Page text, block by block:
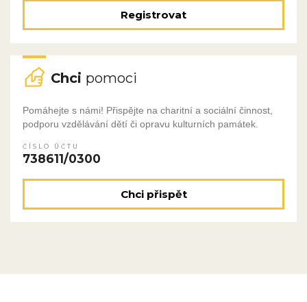
Registrovat
Chci pomoci
Pomáhejte s námi! Přispějte na charitní a sociální činnost,
podporu vzdělávání dětí či opravu kulturních památek.
ČÍSLO ÚČTU
738611/0300
Chci přispět